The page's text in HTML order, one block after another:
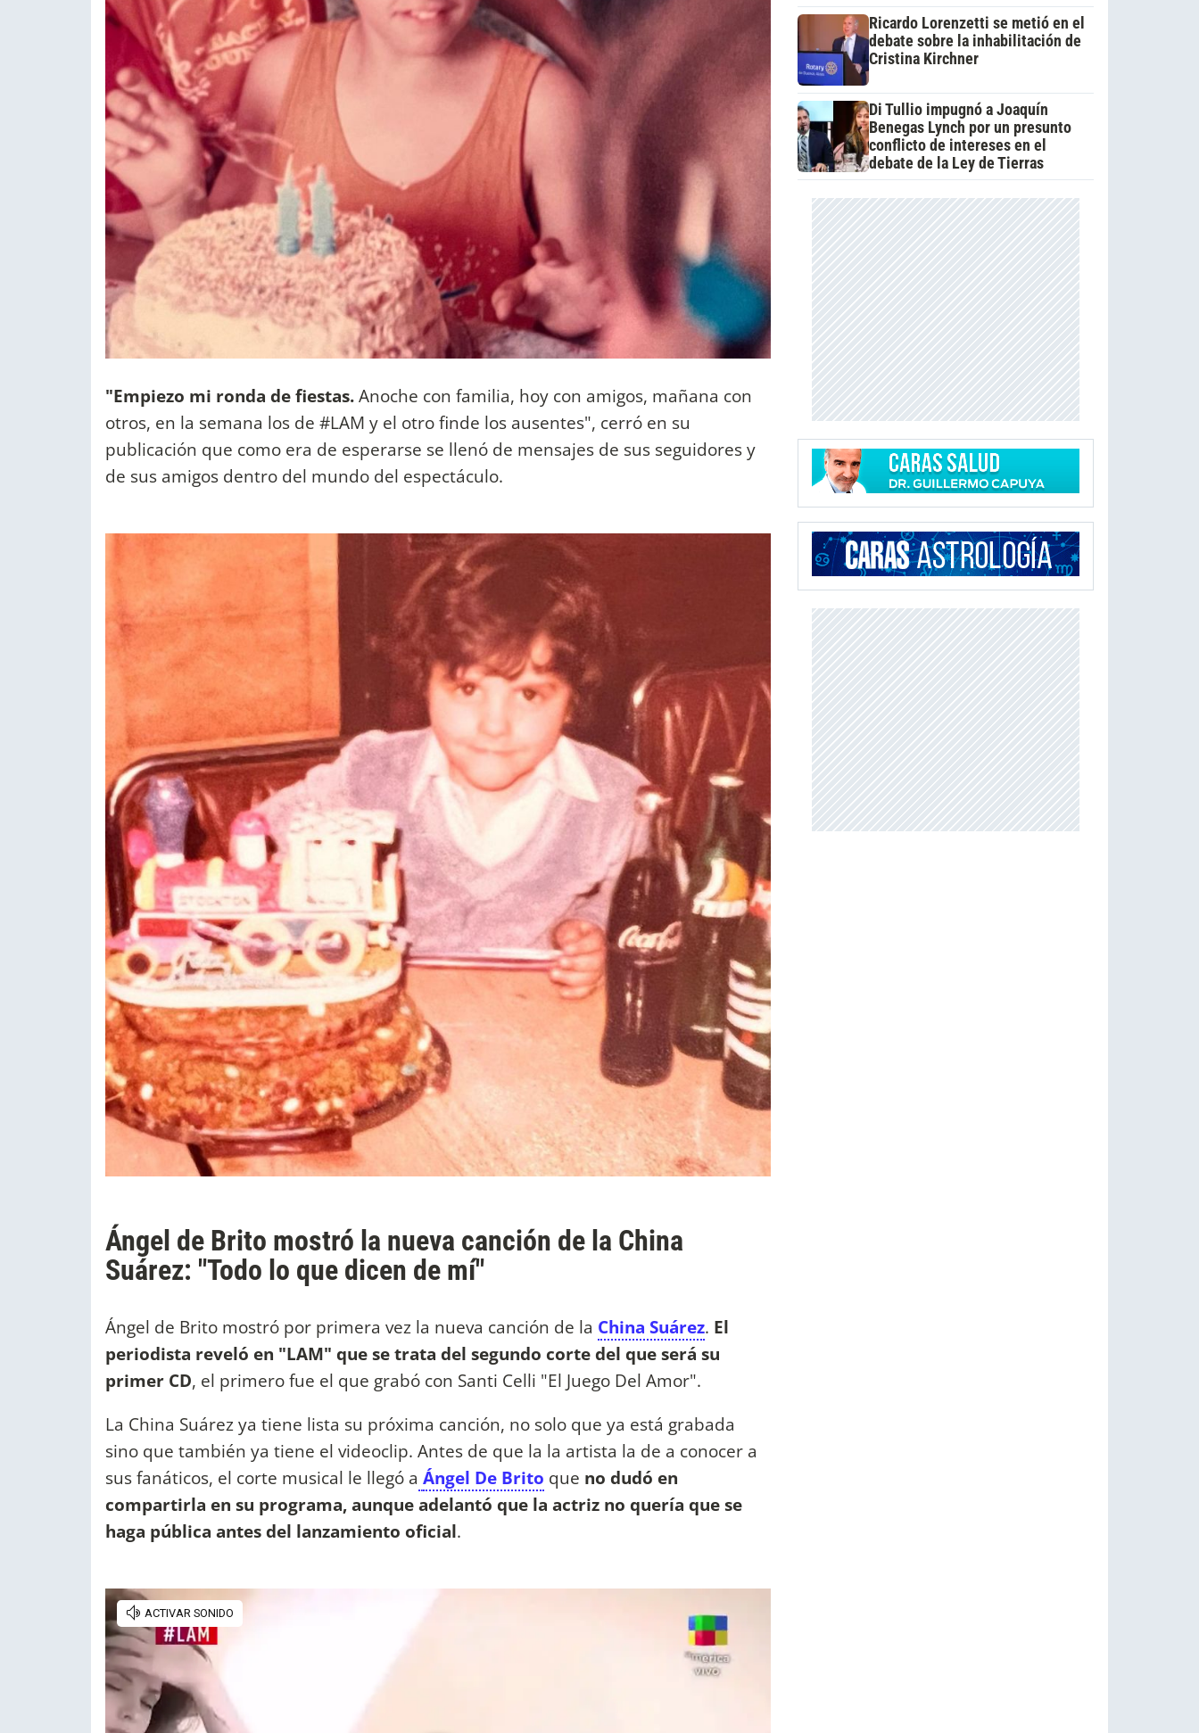
"Empiezo mi ronda de fiestas.Anoche con familia, hoy con amigos, mañana con
otros, en la semana los de #LAM y el otro finde los ausentes", cerró en su
publicación que como era de esperarse se llenó de mensajes de sus seguidores y
de sus amigos dentro del mundo del espectáculo.
Ángel de Brito mostró la nueva canción de la China
Suárez: "Todo lo que dicen de mí"
Ángel de Brito mostró por primera vez la nueva canción de la China Suárez. El
periodista reveló en "LAM" que se trata del segundo corte del que será su
primer CD, el primero fue el que grabó con Santi Celli "El Juego Del Amor".
La China Suárez ya tiene lista su próxima canción, no solo que ya está grabada
sino que también ya tiene el videoclip. Antes de que la la artista la de a conocer a
sus fanáticos, el corte musical le llegó a Ángel De Brito que no dudó en
compartirla en su programa, aunque adelantó que la actriz no quería que se
haga pública antes del lanzamiento oficial.
Ricardo Lorenzetti se metió en el
debate sobre la inhabilitación de
Cristina Kirchner
Di Tullio impugnó a Joaquín
Benegas Lynch por un presunto
conflicto de intereses en el
debate de la Ley de Tierras